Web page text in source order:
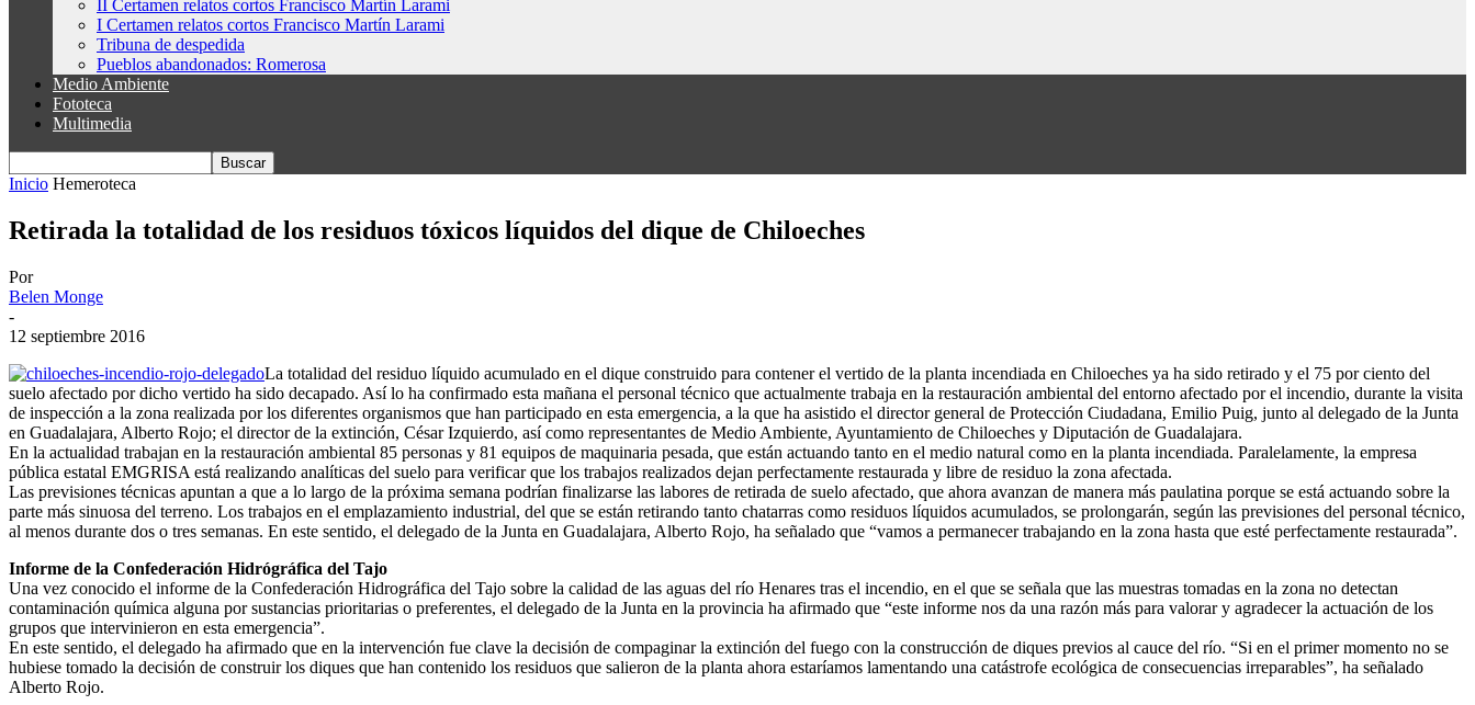
II Certamen relatos cortos Francisco Martín Larami
I Certamen relatos cortos Francisco Martín Larami
Tribuna de despedida
Pueblos abandonados: Romerosa
Medio Ambiente
Fototeca
Multimedia
Inicio Hemeroteca
Retirada la totalidad de los residuos tóxicos líquidos del dique de Chiloeches
Por
Belen Monge
-
12 septiembre 2016
La totalidad del residuo líquido acumulado en el dique construido para contener el vertido de la planta incendiada en Chiloeches ya ha sido retirado y el 75 por ciento del
suelo afectado por dicho vertido ha sido decapado. Así lo ha confirmado esta mañana el personal técnico que actualmente trabaja en la restauración ambiental del entorno afectado por el incendio, durante la visita
de inspección a la zona realizada por los diferentes organismos que han participado en esta emergencia, a la que ha asistido el director general de Protección Ciudadana, Emilio Puig, junto al delegado de la Junta
en Guadalajara, Alberto Rojo; el director de la extinción, César Izquierdo, así como representantes de Medio Ambiente, Ayuntamiento de Chiloeches y Diputación de Guadalajara.
En la actualidad trabajan en la restauración ambiental 85 personas y 81 equipos de maquinaria pesada, que están actuando tanto en el medio natural como en la planta incendiada. Paralelamente, la empresa
pública estatal EMGRISA está realizando analíticas del suelo para verificar que los trabajos realizados dejan perfectamente restaurada y libre de residuo la zona afectada.
Las previsiones técnicas apuntan a que a lo largo de la próxima semana podrían finalizarse las labores de retirada de suelo afectado, que ahora avanzan de manera más paulatina porque se está actuando sobre la
parte más sinuosa del terreno. Los trabajos en el emplazamiento industrial, del que se están retirando tanto chatarras como residuos líquidos acumulados, se prolongarán, según las previsiones del personal técnico,
al menos durante dos o tres semanas. En este sentido, el delegado de la Junta en Guadalajara, Alberto Rojo, ha señalado que “vamos a permanecer trabajando en la zona hasta que esté perfectamente restaurada”.
Informe de la Confederación Hidrógráfica del Tajo
Una vez conocido el informe de la Confederación Hidrográfica del Tajo sobre la calidad de las aguas del río Henares tras el incendio, en el que se señala que las muestras tomadas en la zona no detectan
contaminación química alguna por sustancias prioritarias o preferentes, el delegado de la Junta en la provincia ha afirmado que “este informe nos da una razón más para valorar y agradecer la actuación de los
grupos que intervinieron en esta emergencia”.
En este sentido, el delegado ha afirmado que en la intervención fue clave la decisión de compaginar la extinción del fuego con la construcción de diques previos al cauce del río. “Si en el primer momento no se
hubiese tomado la decisión de construir los diques que han contenido los residuos que salieron de la planta ahora estaríamos lamentando una catástrofe ecológica de consecuencias irreparables”, ha señalado
Alberto Rojo.